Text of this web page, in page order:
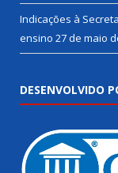
Indicações à
ensino 27 de maio
DESENVOLVIDO